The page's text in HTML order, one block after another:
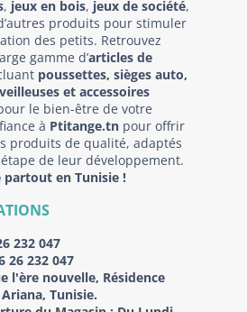
, jeux en bois, jeux de société,
produits pour stimuler
des petits. Retrouvez
gamme d’articles de
poussettes, sièges auto,
et accessoires
le bien-être de votre
à Ptitange.tn pour offrir
produits de qualité, adaptés
de leur développement.
partout en Tunisie !
232 047
26 232 047
l'ère nouvelle, Résidence
Tunisie.